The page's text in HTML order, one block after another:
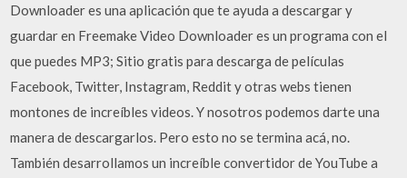
Downloader es una aplicación que te ayuda a descargar y
guardar en Freemake Video Downloader es un programa con el
que puedes MP3; Sitio gratis para descarga de películas
Facebook, Twitter, Instagram, Reddit y otras webs tienen
montones de increíbles videos. Y nosotros podemos darte una
manera de descargarlos. Pero esto no se termina acá, no.
También desarrollamos un increíble convertidor de YouTube a